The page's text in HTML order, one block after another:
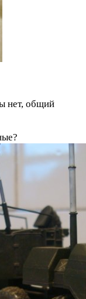
нет, общий